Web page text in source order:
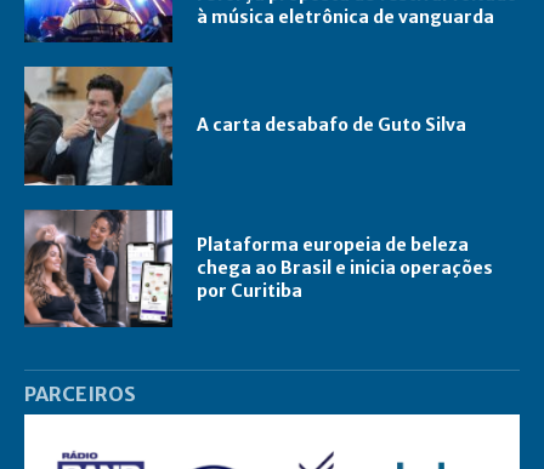
à música eletrônica de vanguarda
A carta desabafo de Guto Silva
Plataforma europeia de beleza
chega ao Brasil e inicia operações
por Curitiba
PARCEIROS